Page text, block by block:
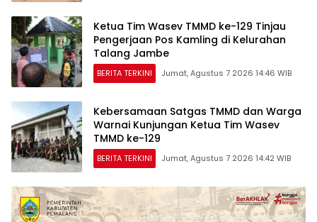
Ketua Tim Wasev TMMD ke-129 Tinjau
Pengerjaan Pos Kamling di Kelurahan
Talang Jambe
BERITA TERKINI Jumat, Agustus 7 2026 14:46 WIB
Kebersamaan Satgas TMMD dan Warga
Warnai Kunjungan Ketua Tim Wasev
TMMD ke-129
BERITA TERKINI Jumat, Agustus 7 2026 14:42 WIB